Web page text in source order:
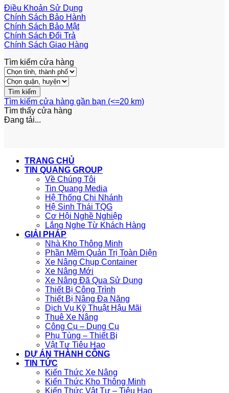
Điều Khoản Sử Dụng
Chính Sách Bảo Hành
Chính Sách Bảo Mật
Chính Sách Đổi Trả
Chính Sách Giao Hàng
Tìm kiếm cửa hàng
Tìm kiếm cửa hàng gần bạn (<=20 km)
Tìm thấy cửa hàng
Đang tải...
TRANG CHỦ
TIN QUANG GROUP
Về Chúng Tôi
Tin Quang Media
Hệ Thống Chi Nhánh
Hệ Sinh Thái TQG
Cơ Hội Nghề Nghiệp
Lắng Nghe Từ Khách Hàng
GIẢI PHÁP
Nhà Kho Thông Minh
Phần Mềm Quản Trị Toàn Diện
Xe Nâng Chụp Container
Xe Nâng Mới
Xe Nâng Đã Qua Sử Dụng
Thiết Bị Công Trình
Thiết Bị Nâng Đa Năng
Dịch Vụ Kỹ Thuật Hậu Mãi
Thuê Xe Nâng
Công Cụ – Dụng Cụ
Phụ Tùng – Thiết Bị
Vật Tư Tiêu Hao
DỰ ÁN THÀNH CÔNG
TIN TỨC
Kiến Thức Xe Nâng
Kiến Thức Kho Thông Minh
Kiến Thức Vật Tư – Tiêu Hao